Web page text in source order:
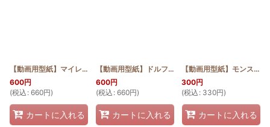
【動画用型紙】マイレとティアレのおっきめキャラメルポーチ [
600円
(税込 : 660円)
カートに入れる
【動画用型紙】ドルフィンのおっきめキャラメルポーチ
600円
(税込 : 660円)
カートに入れる
【動画用型紙】モンステラのおっきめキャラメルポーチ
300円
(税込 : 330円)
カートに入れる